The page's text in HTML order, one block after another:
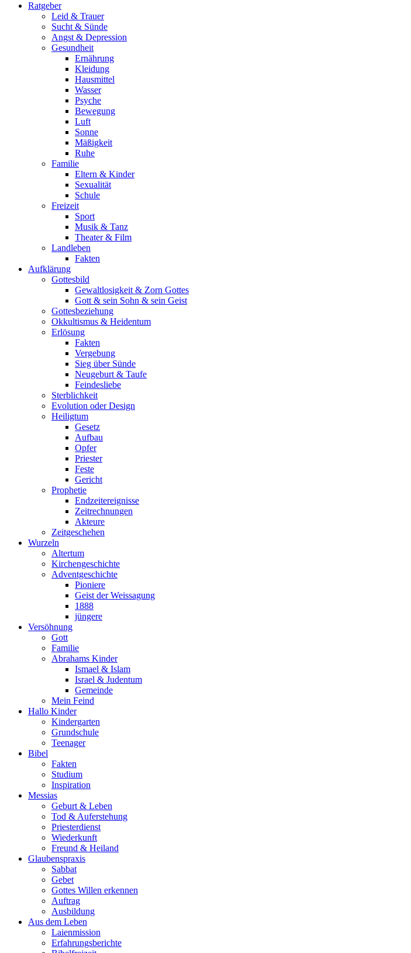
Ratgeber
Leid & Trauer
Sucht & Sünde
Angst & Depression
Gesundheit
Ernährung
Kleidung
Hausmittel
Wasser
Psyche
Bewegung
Luft
Sonne
Mäßigkeit
Ruhe
Familie
Eltern & Kinder
Sexualität
Schule
Freizeit
Sport
Musik & Tanz
Theater & Film
Landleben
Fakten
Aufklärung
Gottesbild
Gewaltlosigkeit & Zorn Gottes
Gott & sein Sohn & sein Geist
Gottesbeziehung
Okkultismus & Heidentum
Erlösung
Fakten
Vergebung
Sieg über Sünde
Neugeburt & Taufe
Feindesliebe
Sterblichkeit
Evolution oder Design
Heiligtum
Gesetz
Aufbau
Opfer
Priester
Feste
Gericht
Prophetie
Endzeitereignisse
Zeitrechnungen
Akteure
Zeitgeschehen
Wurzeln
Altertum
Kirchengeschichte
Adventgeschichte
Pioniere
Geist der Weissagung
1888
jüngere
Versöhnung
Gott
Familie
Abrahams Kinder
Ismael & Islam
Israel & Judentum
Gemeinde
Mein Feind
Hallo Kinder
Kindergarten
Grundschule
Teenager
Bibel
Fakten
Studium
Inspiration
Messias
Geburt & Leben
Tod & Auferstehung
Priesterdienst
Wiederkunft
Freund & Heiland
Glaubenspraxis
Sabbat
Gebet
Gottes Willen erkennen
Auftrag
Ausbildung
Aus dem Leben
Laienmission
Erfahrungsberichte